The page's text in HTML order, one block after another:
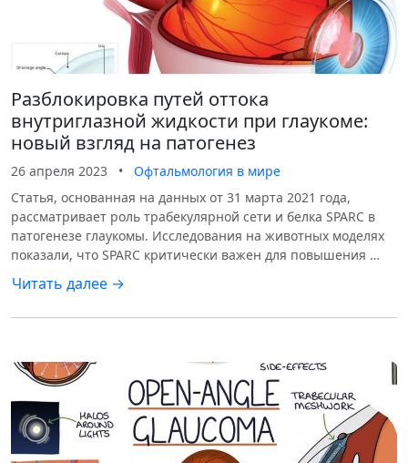
Разблокировка путей оттока
внутриглазной жидкости при глаукоме:
новый взгляд на патогенез
26 апреля 2023 •
Офтальмология в мире
Статья, основанная на данных от 31 марта 2021 года,
рассматривает роль трабекулярной сети и белка SPARC в
патогенезе глаукомы. Исследования на животных моделях
показали, что SPARC критически важен для повышения …
Читать далее →